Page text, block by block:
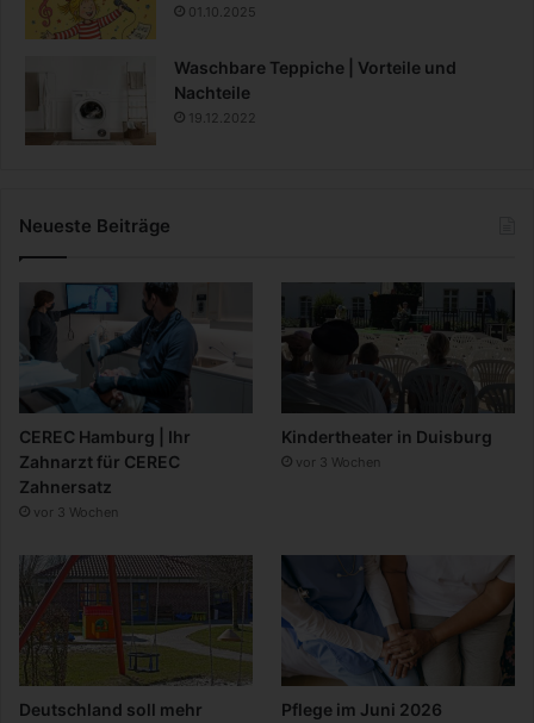
01.10.2025
Waschbare Teppiche | Vorteile und
Nachteile
19.12.2022
Neueste Beiträge
CEREC Hamburg | Ihr
Zahnarzt für CEREC
Zahnersatz
vor 3 Wochen
Kindertheater in Duisburg
vor 3 Wochen
Deutschland soll mehr
Pflege im Juni 2026